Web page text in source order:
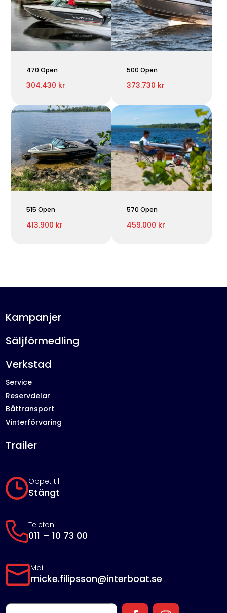
470 Open
304.430 kr
500 Open
373.730 kr
515 Open
413.900 kr
570 Open
459.000 kr
Öppet till
Stängt
Telefon
011 – 10 73 00
Mail
micke.filipsson@interboat.se
Kampanjer
Säljförmedling
Verkstad
Service
Reservdelar
Båttransport
Vinterförvaring
Trailer